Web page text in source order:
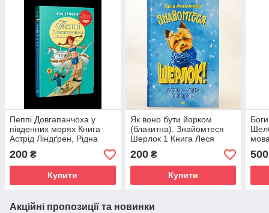
Пеппі Довгапанчоха у
південних морях Книга
Астрід Ліндґрен, Рідна
мова (978-617-8373-38-2)
200 ₴
Купити
Як воно бути йорком
(блакитна). Знайомтеся
Шерлок 1 Книга Леся
Антонова, Рідна мова
(978-617-8373-93-1)
200₴
Купити
500
Акційні пропозиції та новинки